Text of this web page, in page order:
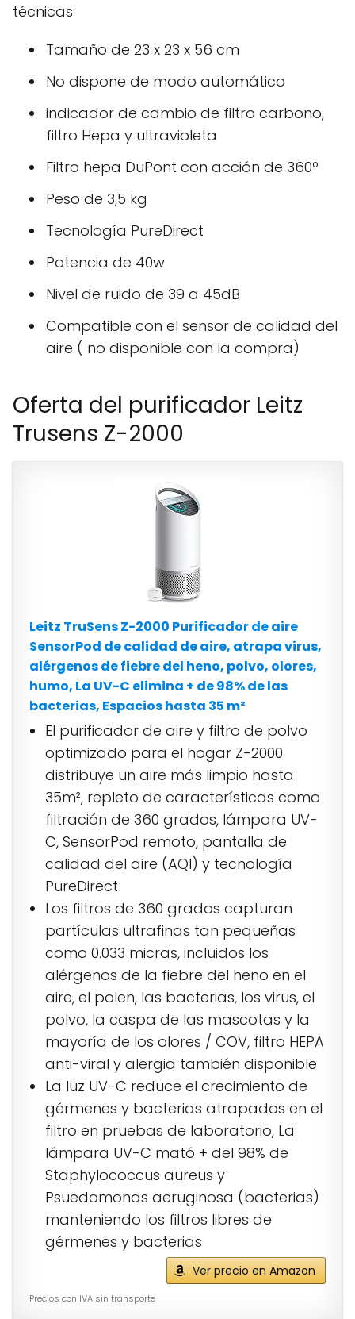
técnicas:
Tamaño de 23 x 23 x 56 cm
No dispone de modo automático
indicador de cambio de filtro carbono,
filtro Hepa y ultravioleta
Filtro hepa DuPont con acción de 360º
Peso de 3,5 kg
Tecnología PureDirect
Potencia de 40w
Nivel de ruido de 39 a 45dB
Compatible con el sensor de calidad del
aire ( no disponible con la compra)
Oferta del purificador Leitz
Trusens Z-2000
Leitz TruSens Z-2000 Purificador de aire
SensorPod de calidad de aire, atrapa virus,
alérgenos de fiebre del heno, polvo, olores,
humo, La UV-C elimina + de 98% de las
bacterias, Espacios hasta 35 m²
El purificador de aire y filtro de polvo
optimizado para el hogar Z-2000
distribuye un aire más limpio hasta
35m², repleto de características como
filtración de 360 ​​grados, lámpara UV-
C, SensorPod remoto, pantalla de
calidad del aire (AQI) y tecnología
PureDirect
Los filtros de 360 ​​grados capturan
partículas ultrafinas tan pequeñas
como 0.033 micras, incluidos los
alérgenos de la fiebre del heno en el
aire, el polen, las bacterias, los virus, el
polvo, la caspa de las mascotas y la
mayoría de los olores / COV, filtro HEPA
anti-viral y alergia también disponible
La luz UV-C reduce el crecimiento de
gérmenes y bacterias atrapados en el
filtro en pruebas de laboratorio, La
lámpara UV-C mató + del 98% de
Staphylococcus aureus y
Psuedomonas aeruginosa (bacterias)
manteniendo los filtros libres de
gérmenes y bacterias
Ver precio en Amazon
Precios con IVA sin transporte